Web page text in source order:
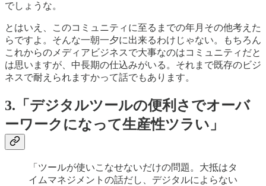
でしょうな。
とはいえ、このコミュニティに至るまでの年月その他考えた
らですよ。そんな一朝一夕に出来るわけじゃない。もちろん
これからのメディアビジネスで大事なのはコミュニティだと
は思いますが、中長期の仕込みがいる。それまで既存のビジ
ネスで耐えられますかって話でもあります。
3.「デジタルツールの便利さでオーバ
ーワークになって生産性ツラい」
「ツールが使いこなせないだけの問題。大抵はタ
イムマネジメントの話だし、デジタルによらない